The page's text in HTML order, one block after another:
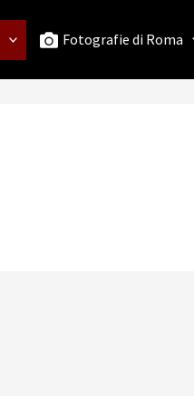
Fotografie di Roma